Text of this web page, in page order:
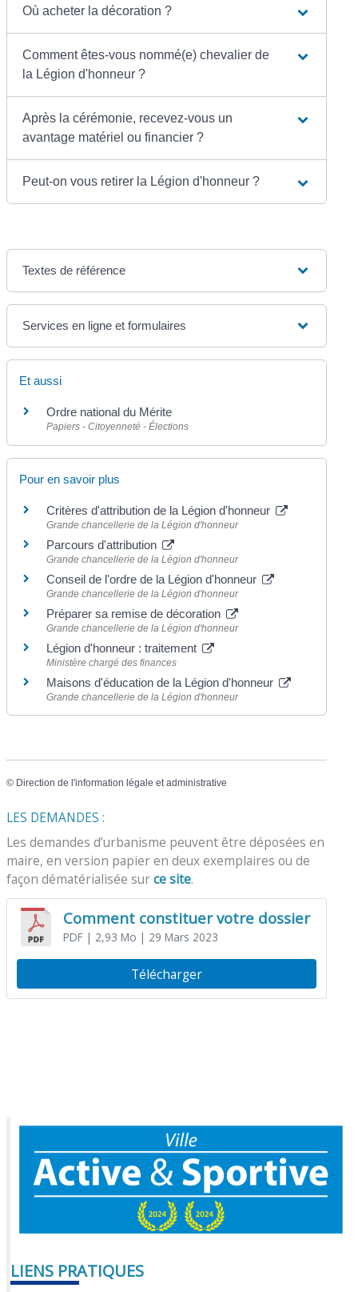
Où acheter la décoration ?
Comment êtes-vous nommé(e) chevalier de
la Légion d'honneur ?
Après la cérémonie, recevez-vous un
avantage matériel ou financier ?
Peut-on vous retirer la Légion d'honneur ?
Textes de référence
Services en ligne et formulaires
Et aussi
Ordre national du Mérite
Papiers - Citoyenneté - Élections
Pour en savoir plus
Critères d'attribution de la Légion d'honneur
Grande chancellerie de la Légion d'honneur
Parcours d'attribution
Grande chancellerie de la Légion d'honneur
Conseil de l'ordre de la Légion d'honneur
Grande chancellerie de la Légion d'honneur
Préparer sa remise de décoration
Grande chancellerie de la Légion d'honneur
Légion d'honneur : traitement
Ministère chargé des finances
Maisons d'éducation de la Légion d'honneur
Grande chancellerie de la Légion d'honneur
© Direction de l'information légale et administrative
LES DEMANDES :
Les demandes d’urbanisme peuvent être déposées en
maire, en version papier en deux exemplaires ou de
façon dématérialisée surce site.
Comment constituer votre dossier
PDF| 2,93 Mo | 29 Mars 2023
Télécharger
LIENS PRATIQUES